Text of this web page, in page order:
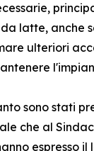
latte, anche
ulteriori
sono stati
che al
espresso il